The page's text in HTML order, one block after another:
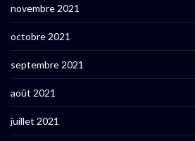
novembre 2021
octobre 2021
septembre 2021
août 2021
juillet 2021